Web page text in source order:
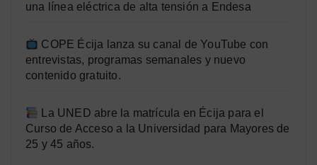
una línea eléctrica de alta tensión a Endesa
COPE Écija lanza su canal de YouTube con
entrevistas, programas semanales y nuevo
contenido gratuito.
La UNED abre la matrícula en Écija para el
Curso de Acceso a la Universidad para Mayores de
25 y 45 años.